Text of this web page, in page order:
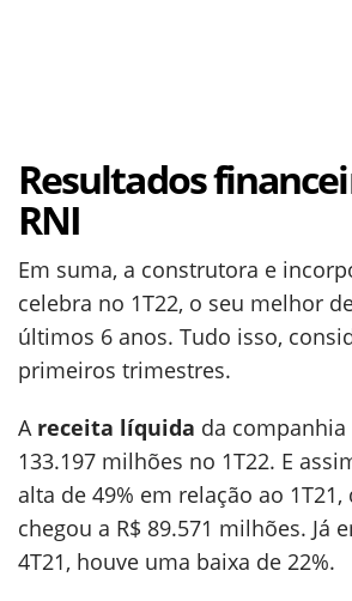
Resultados
RNI
Em suma, a construtora e
celebra no 1T22, o seu melhor
últimos 6 anos. Tudo isso,
primeiros trimestres.
A receita líquida da companhia
133.197 milhões no 1T22. E
alta de 49% em relação ao
chegou a R$ 89.571 milhões. Já
4T21, houve uma baixa de 22%.